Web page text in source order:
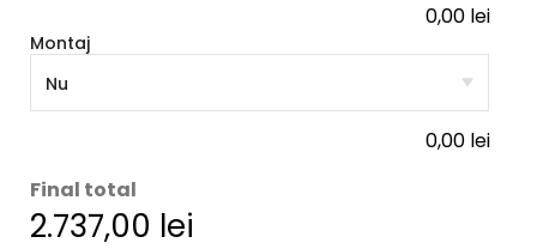
0,00 lei
Montaj
0,00 lei
Final total
2.737,00 lei